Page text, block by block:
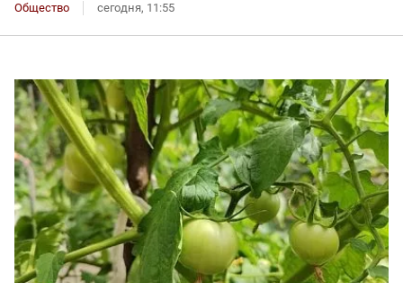
Общество сегодня, 11:55